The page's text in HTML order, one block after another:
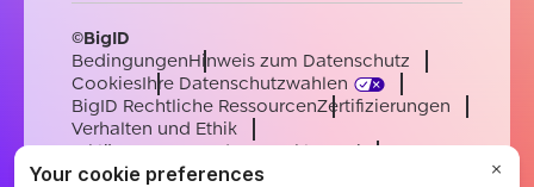
©BigID
BedingungenHinweis zum Datenschutz
CookiesIhre Datenschutzwahlen
BigID Rechtliche RessourcenZertifizierungen
Verhalten und Ethik
Erklärung zur modernen Sklaverei
Unterauftragsverarbeiter